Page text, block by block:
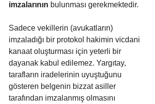
imzalarının bulunması gerekmektedir.
Sadece vekillerin (avukatların)
imzaladığı bir protokol hakimin vicdani
kanaat oluşturması için yeterli bir
dayanak kabul edilemez. Yargıtay,
tarafların iradelerinin uyuştuğunu
gösteren belgenin bizzat asiller
tarafından imzalanmış olmasını